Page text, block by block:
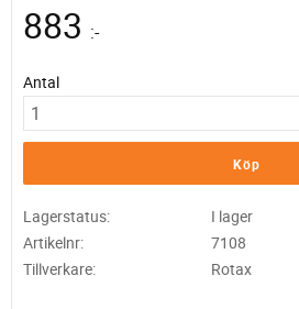
883 :-
Antal
Köp
Lagerstatus
I lager
Artikelnr
7108
Tillverkare
Rotax